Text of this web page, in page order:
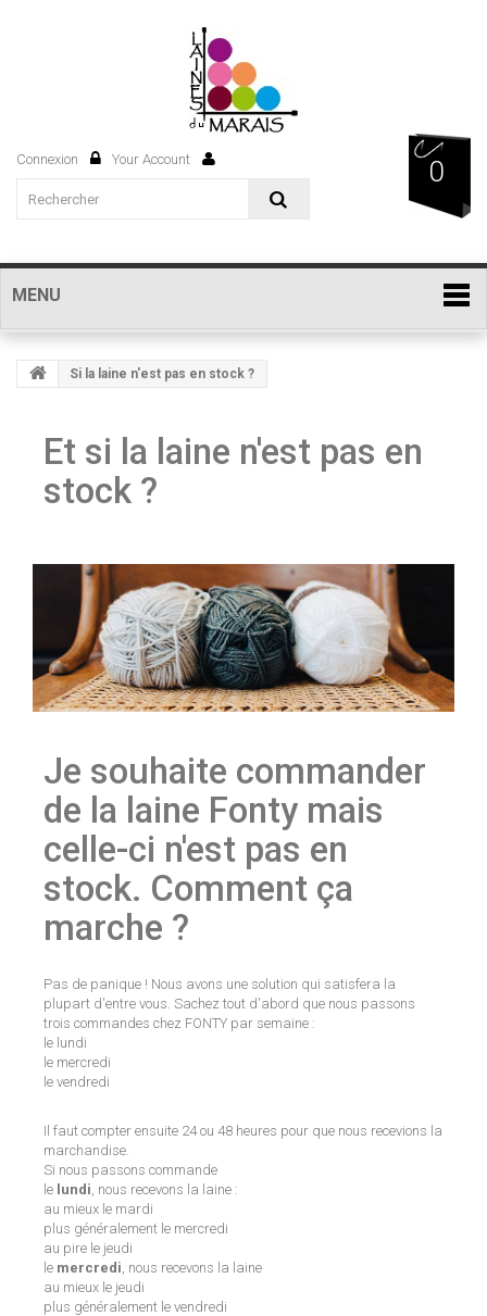
0
Connexion Your Account
MENU
Si la laine n'est pas en stock ?
Et si la laine n'est pas en
stock ?
Je souhaite commander
de la laine Fonty mais
celle-ci n'est pas en
stock. Comment ça
marche ?
Pas de panique ! Nous avons une solution qui satisfera la
plupart d'entre vous. Sachez tout d'abord que nous passons
trois commandes chez FONTY par semaine :
le lundi
le mercredi
le vendredi
Il faut compter ensuite 24 ou 48 heures pour que nous recevions la
marchandise.
Si nous passons commande
le lundi , nous recevons la laine :
au mieux le mardi
plus généralement le mercredi
au pire le jeudi
le mercredi , nous recevons la laine
au mieux le jeudi
plus généralement le vendredi